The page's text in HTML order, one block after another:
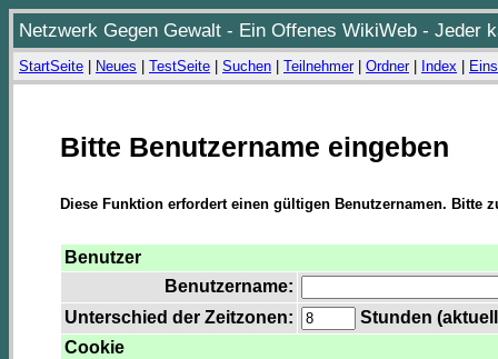
Netzwerk Gegen Gewalt - Ein Offenes WikiWeb - Jeder
StartSeite Neues TestSeite Suchen Teilnehmer| Ordner| Index
Bitte Benutzername eingeben
Diese Funktion erfordert einen gültigen Benutzernamen. Bitte
Benutzer
Benutzername:
Unterschied der Zeitzonen:
Stunden
Cookie